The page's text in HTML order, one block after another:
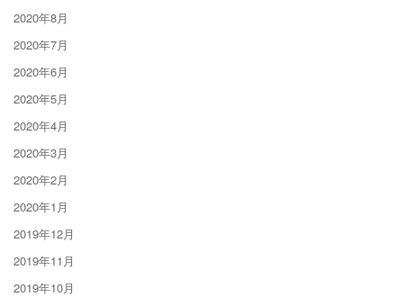
2020年8月
2020年7月
2020年6月
2020年5月
2020年4月
2020年3月
2020年2月
2020年1月
2019年12月
2019年11月
2019年10月